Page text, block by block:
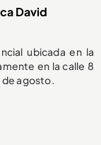
David
ubicada en la
en la calle 8
de agosto.